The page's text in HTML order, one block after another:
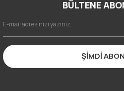
BÜLTENE
ŞİMDİ